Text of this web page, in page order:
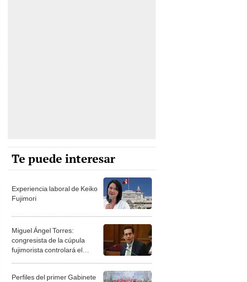
Te puede interesar
Experiencia laboral de Keiko
Fujimori
Miguel Ángel Torres:
congresista de la cúpula
fujimorista controlará el
Perfiles del primer Gabinete